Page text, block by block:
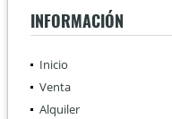
INFORMACIÓN
Inicio
Venta
Alquiler